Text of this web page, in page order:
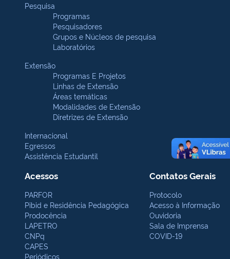
Pesquisa
Programas
Pesquisadores
Grupos e Núcleos de pesquisa
Laboratórios
Extensão
Programas E Projetos
Linhas de Extensão
Áreas temáticas
Modalidades de Extensão
Diretrizes de Extensão
Internacional
Egressos
Assistência Estudantil
Acessos
PARFOR
Pibid e Residência Pedagógica
Prodocência
LAPETRO
CNPq
CAPES
Periódicos
Contatos Gerais
Protocolo
Acesso à Informação
Ouvidoria
Sala de Imprensa
COVID-19